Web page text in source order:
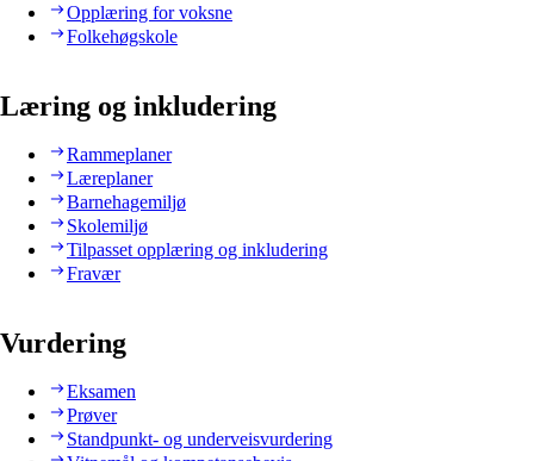
Opplæring for voksne
Folkehøgskole
Læring og inkludering
Rammeplaner
Læreplaner
Barnehagemiljø
Skolemiljø
Tilpasset opplæring og inkludering
Fravær
Vurdering
Eksamen
Prøver
Standpunkt- og underveisvurdering